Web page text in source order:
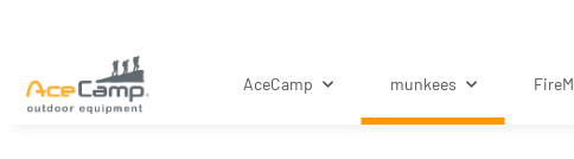
AceCamp munkees